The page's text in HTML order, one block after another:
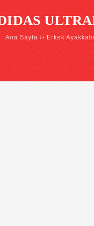
Ana Sayfa ›› Erkek Ayakkabı